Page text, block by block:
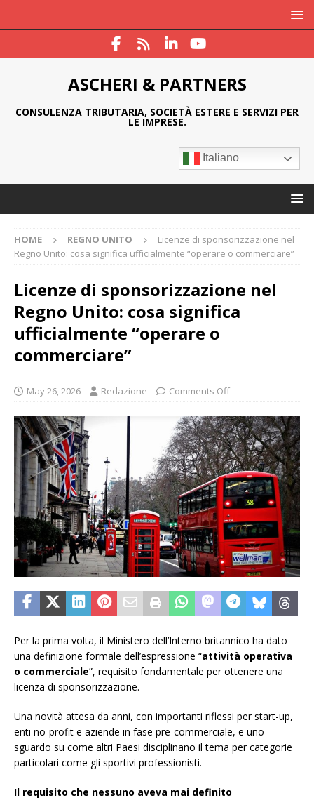
ASCHERI & PARTNERS
CONSULENZA TRIBUTARIA, SOCIETÀ ESTERE E SERVIZI PER
LE IMPRESE.
Italiano
HOME REGNO UNITO
Licenze di sponsorizzazione nel
Regno Unito: cosa significa ufficialmente “operare o commerciare”
Licenze di sponsorizzazione nel
Regno Unito: cosa significa
ufficialmente “operare o
commerciare”
May 26, 2026 Redazione Comments Off
Per la prima volta, il Ministero dell’Interno britannico ha dato
una definizione formale dell’espressione “attività operativa
o commerciale”, requisito fondamentale per ottenere una
licenza di sponsorizzazione.
Una novità attesa da anni, con importanti riflessi per start-up,
enti no-profit e aziende in fase pre-commerciale, e uno
sguardo su come altri Paesi disciplinano il tema per categorie
particolari come gli sportivi professionisti.
Il requisito che nessuno aveva mai definito